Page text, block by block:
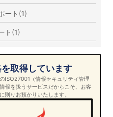
ート(1)
ト(1)
取得しています
ISO27001（情報セキュリティ管理
報を扱うサービスだからこそ、お客
則りお預かりいたします。